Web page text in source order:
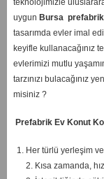
teknolojimizle
uygun Bursaprefabrik
tasarımda evler imal
keyifle kullanacağınız
evlerimizi mutlu
tarzınızı bulacağınız
misiniz ?
Prefabrik Ev Konut
Her türlü yerleşim
2. Kısa zamanda,